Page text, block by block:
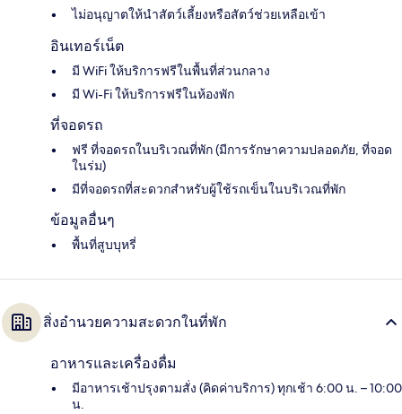
ไม่อนุญาตให้นำสัตว์เลี้ยงหรือสัตว์ช่วยเหลือเข้า
อินเทอร์เน็ต
มี WiFi ให้บริการฟรีในพื้นที่ส่วนกลาง
มี Wi-Fi ให้บริการฟรีในห้องพัก
ที่จอดรถ
ฟรี ที่จอดรถในบริเวณที่พัก (มีการรักษาความปลอดภัย, ที่จอด
ในร่ม)
มีที่จอดรถที่สะดวกสำหรับผู้ใช้รถเข็นในบริเวณที่พัก
ข้อมูลอื่นๆ
พื้นที่สูบบุหรี่
สิ่งอำนวยความสะดวกในที่พัก
อาหารและเครื่องดื่ม
มีอาหารเช้าปรุงตามสั่ง (คิดค่าบริการ) ทุกเช้า 6:00 น. – 10:00
น.